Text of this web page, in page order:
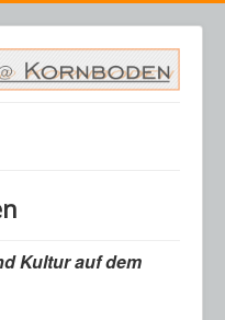
Kultur auf dem